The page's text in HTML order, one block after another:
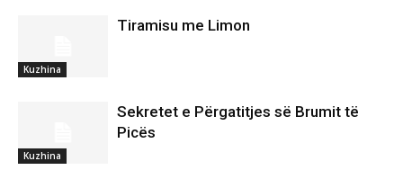
Kuzhina
Tiramisu me Limon
Kuzhina
Sekretet e Përgatitjes së Brumit të
Picës